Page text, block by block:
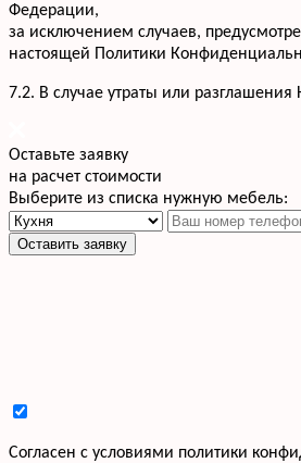
Федерации,
за исключением случаев,
настоящей Политики
7.2. В случае утраты или
Оставьте заявку
на расчет стоимости
Выберите из списка нужную мебель:
Оставить заявку
Cогласен с условиями политики